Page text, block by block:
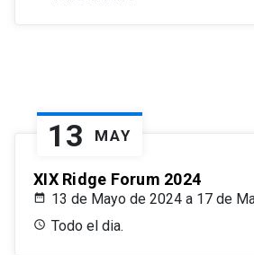
13 MAY
XIX Ridge Forum 2024
13 de Mayo de 2024 a 17 de
Todo el dia.